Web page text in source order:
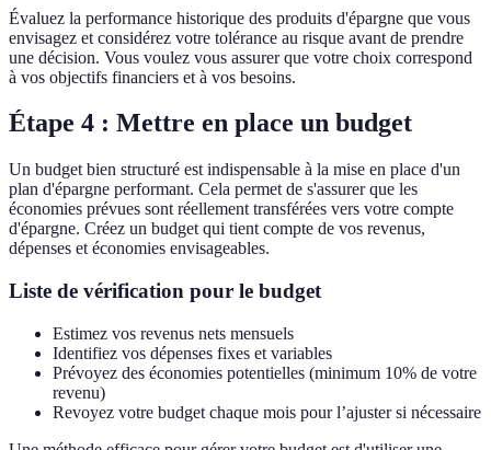
Évaluez la performance historique des produits d'épargne que vous
envisagez et considérez votre tolérance au risque avant de prendre
une décision. Vous voulez vous assurer que votre choix correspond
à vos objectifs financiers et à vos besoins.
Étape 4 : Mettre en place un budget
Un budget bien structuré est indispensable à la mise en place d'un
plan d'épargne performant. Cela permet de s'assurer que les
économies prévues sont réellement transférées vers votre compte
d'épargne. Créez un budget qui tient compte de vos revenus,
dépenses et économies envisageables.
Liste de vérification pour le budget
Estimez vos revenus nets mensuels
Identifiez vos dépenses fixes et variables
Prévoyez des économies potentielles (minimum 10% de votre
revenu)
Revoyez votre budget chaque mois pour l’ajuster si nécessaire